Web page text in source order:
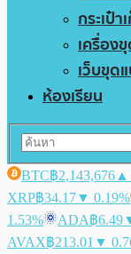
กระเป๋
เครื่อง
เว็บขุด
ห้องเรียน
BTC฿2,143,676 ▲
XRP฿34.17▼ 0.19%
1.53%
ADA฿6.49
AVAX฿213.01 ▼